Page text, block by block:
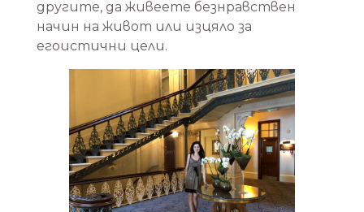
другите, да живеете безнравствен
начин на живот или изцяло за
егоистични цели.